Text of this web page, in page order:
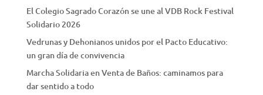
El Colegio Sagrado Corazón se une al VDB Rock Festival
Solidario 2026
Vedrunas y Dehonianos unidos por el Pacto Educativo:
un gran día de convivencia
Marcha Solidaria en Venta de Baños: caminamos para
dar sentido a todo